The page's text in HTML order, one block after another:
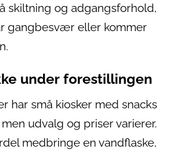
skiltning og adgangsforhold,
gangbesvær eller kommer
under forestillingen
har små kiosker med snacks
udvalg og priser varierer.
medbringe en vandflaske,